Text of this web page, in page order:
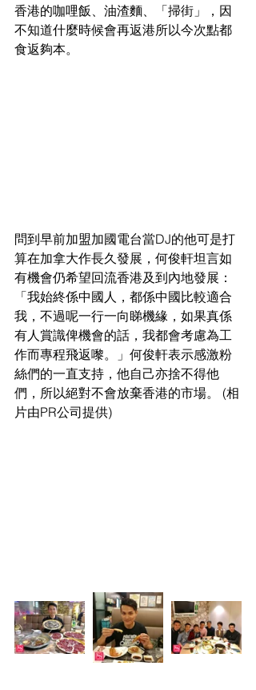
香港的咖哩飯、油渣麵、「掃街」，因
不知道什麼時候會再返港所以今次點都
食返夠本。
問到早前加盟加國電台當DJ的他可是打
算在加拿大作長久發展，何俊軒坦言如
有機會仍希望回流香港及到內地發展：
「我始終係中國人，都係中國比較適合
我，不過呢一行一向睇機緣，如果真係
有人賞識俾機會的話，我都會考慮為工
作而專程飛返嚟。」何俊軒表示感激粉
絲們的一直支持，他自己亦捨不得他
們，所以絕對不會放棄香港的市場。 (相
片由PR公司提供)